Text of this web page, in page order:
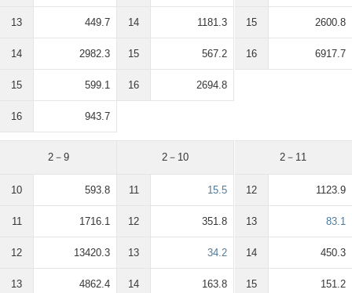
13 449.7
14 2982.3
15 599.1
16 943.7
14 1181.3
15 567.2
16 2694.8
15 2600.8
16 6917.7
2－9
10 593.8
11 1716.1
12 13420.3
13 4862.4
2－10
11 15.5
12 351.8
13 34.2
14 163.8
2－11
12 1123.9
13 83.1
14 450.3
15 151.2